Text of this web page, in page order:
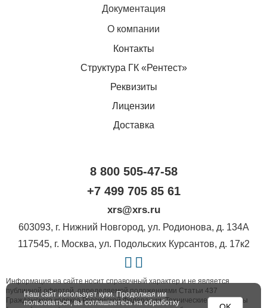
Документация
О компании
Контакты
Структура ГК «Рентест»
Реквизиты
Лицензии
Доставка
8 800 505-47-58
+7 499 705 85 61
xrs@xrs.ru
603093, г. Нижний Новгород, ул. Родионова, д. 134А
117545, г. Москва, ул. Подольских Курсантов, д. 17к2
Информация на сайте носит справочный характер и не является
публичной офертой, определяемой положениями Статьи 437
Гражданского кодекса Российской Федерации. Технические параметры
Наш сайт использует куки. Продолжая им
пользоваться, вы соглашаетесь на обработку